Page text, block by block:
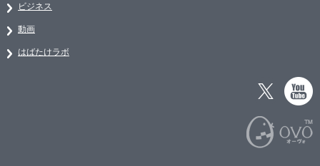
ビジネス
動画
はばたけラボ